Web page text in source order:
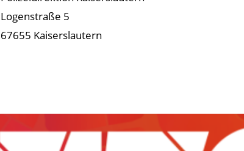
Logenstraße 5
67655 Kaiserslautern